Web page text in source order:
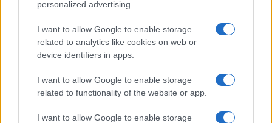
personalized advertising.
I want to allow Google to enable storage
related to analytics like cookies on web or
device identifiers in apps.
I want to allow Google to enable storage
related to functionality of the website or app.
I want to allow Google to enable storage
Hijo de Javier Gutiérrez: un campeón con
capacidades especiales
El hijo del actor Javier Gutiérrez, es Mateo,…
GENTE